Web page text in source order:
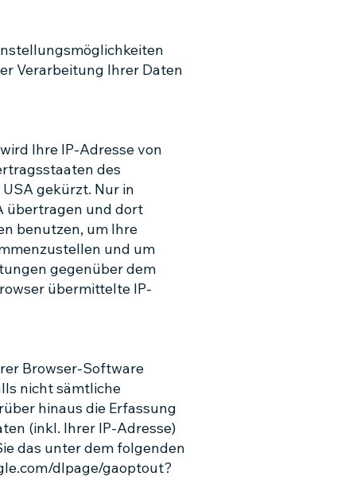
Verarbeitung Ihrer Daten
Ihre IP-Adresse von
des
gekürzt. Nur in
übertragen und dort
benutzen, um Ihre
und um
gegenüber dem
übermittelte IP-
Browser-Software
nicht sämtliche
hinaus die Erfassung
(inkl. Ihrer IP-Adresse)
das unter dem folgenden
dlpage/gaoptout?